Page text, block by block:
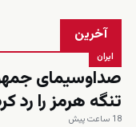
آخرین
ایران
صداوسیمای
تنگه هرمز را رد
18 ساعت پیش